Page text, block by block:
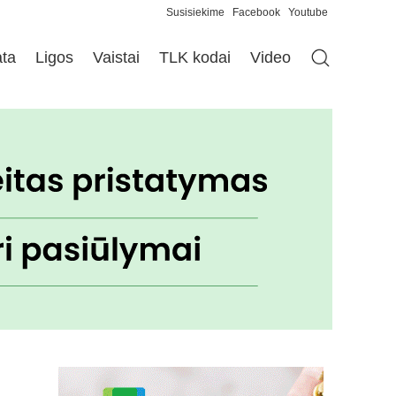
Susisiekime Facebook Youtube
Ligos Vaistai TLK kodai Video